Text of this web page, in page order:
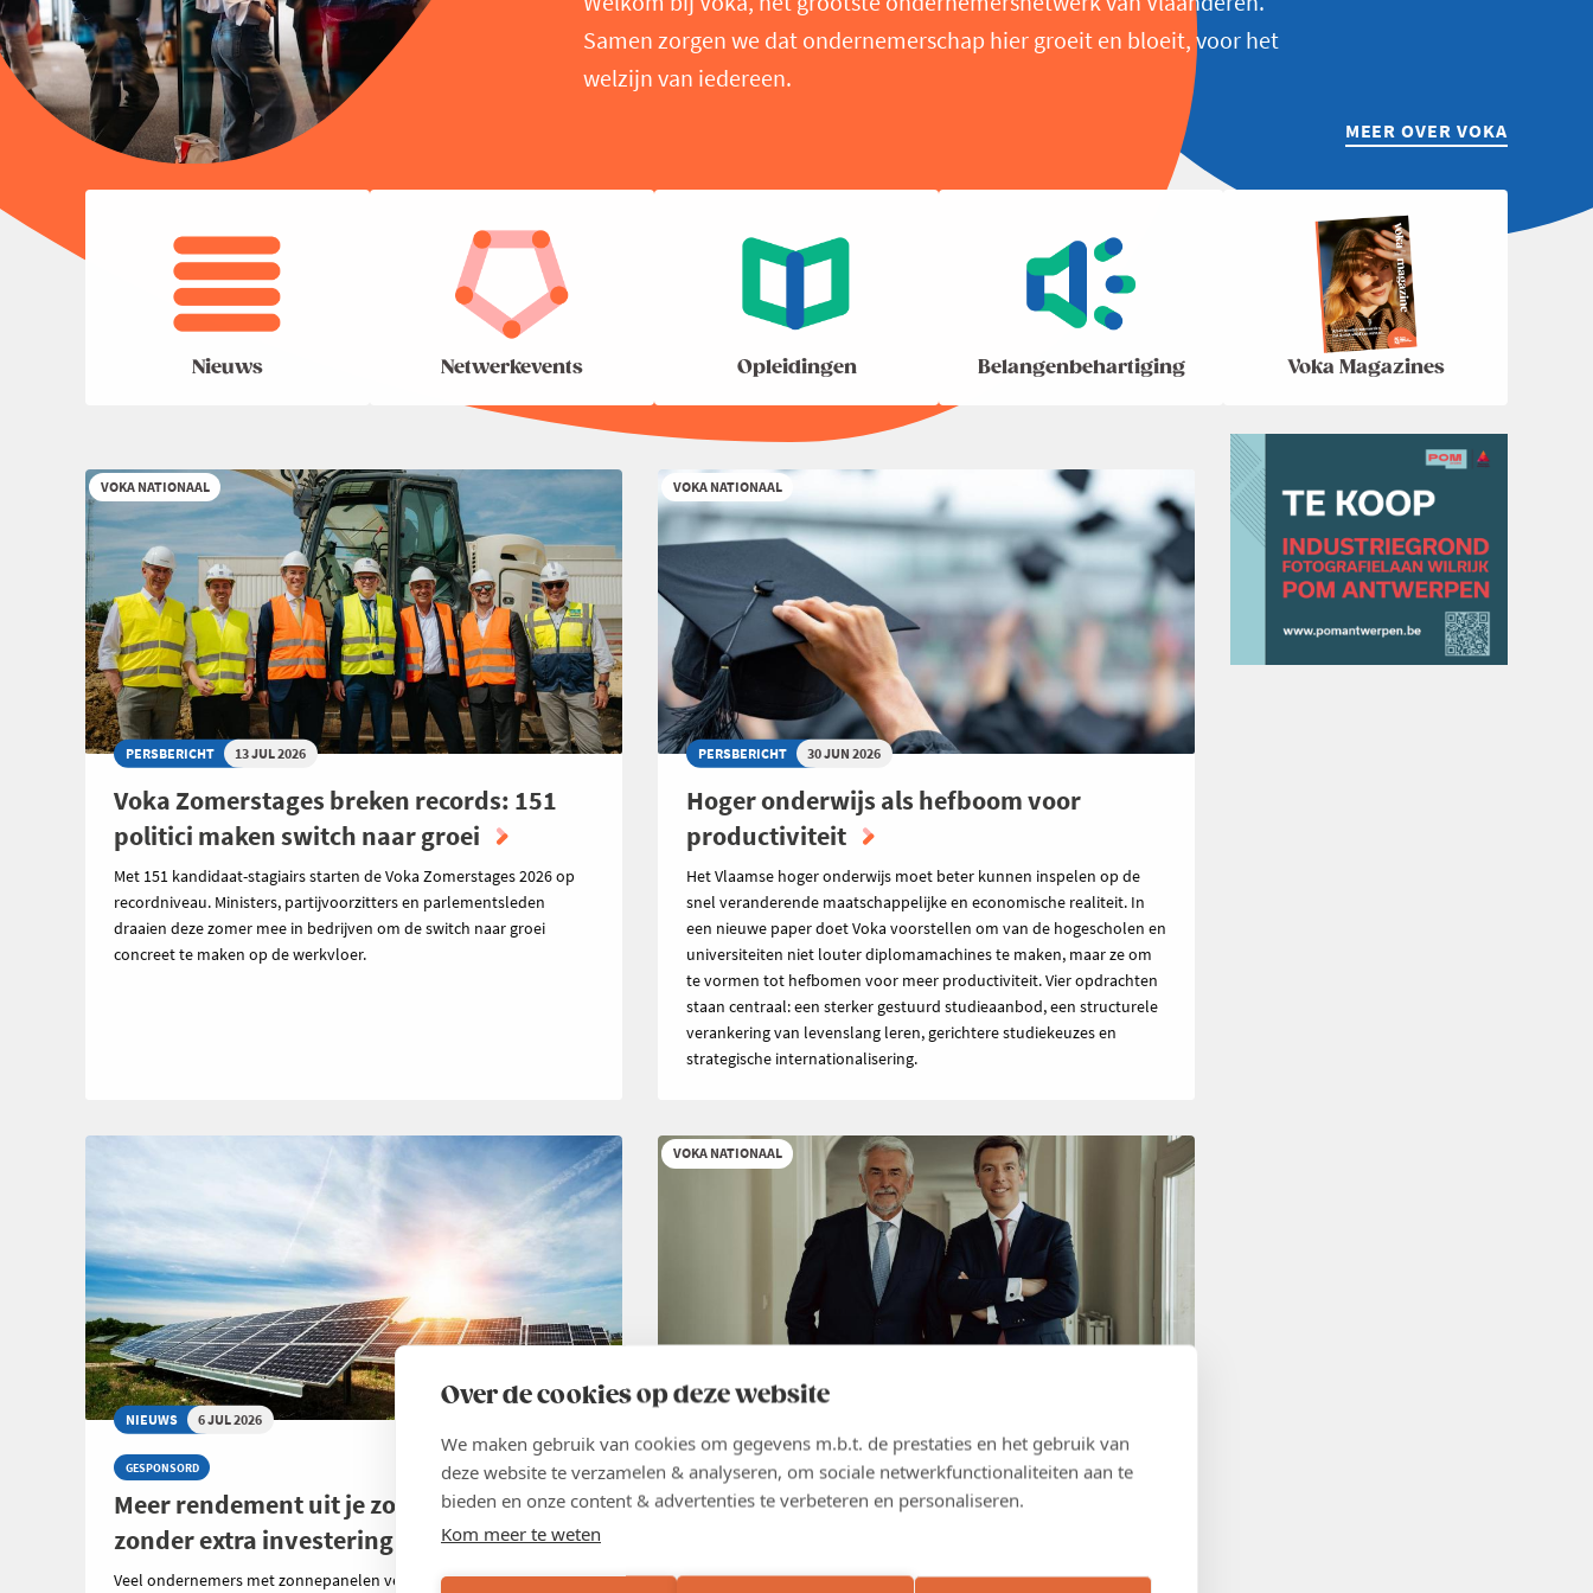
Over de cookies op deze website
We maken gebruik van cookies om gegevens m.b.t. de prestaties en het gebruik van
deze website te verzamelen & analyseren, om sociale netwerkfunctionaliteiten aan te
bieden en onze content & advertenties te verbeteren en personaliseren.
Kom meer te weten
Samen zorgen we dat ondernemerschap hier groeit en bloeit, voor het
welzijn van iedereen.
MEER OVER VOKA
Nieuws Netwerkevents Opleidingen Belangenbehartiging Voka Magazines
VOKA NATIONAAL
PERSBERICHT 13 JUL 2026
Voka Zomerstages breken records: 151
politici maken switch naar groei
Met 151 kandidaat-stagiairs starten de Voka Zomerstages 2026 op
recordniveau. Ministers, partijvoorzitters en parlementsleden
draaien deze zomer mee in bedrijven om de switch naar groei
concreet te maken op de werkvloer.
VOKA NATIONAAL
PERSBERICHT 30 JUN 2026
Hoger onderwijs als hefboom voor
productiviteit
Het Vlaamse hoger onderwijs moet beter kunnen inspelen op de
snel veranderende maatschappelijke en economische realiteit. In
een nieuwe paper doet Voka voorstellen om van de hogescholen en
universiteiten niet louter diplomamachines te maken, maar ze om
te vormen tot hefbomen voor meer productiviteit. Vier opdrachten
staan centraal: een sterker gestuurd studieaanbod, een structurele
verankering van levenslang leren, gerichtere studiekeuzes en
strategische internationalisering.
NIEUWS 6 JUL 2026
GESPONSORD
Meer rendement uit je zonnepanelen,
zonder extra investering
Veel ondernemers met zonnepanelen vergelijken zorgvuldig hun
VOKA NATIONAAL
Groei creëer je niet met nieuwe
belastingen